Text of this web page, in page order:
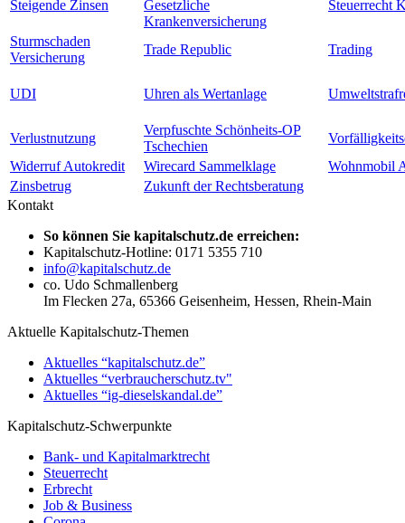
Steigende Zinsen
Gesetzliche
Krankenversicherung
Steuerrecht
Sturmschaden
Versicherung
Trade Republic Trading
UDI Uhren als Wertanlage
Verlustnutzung
Verpfuschte Schönheits-OP
Tschechien
Widerruf Autokredit
Wirecard Sammelklage
Wohnmobil
Zinsbetrug
Zukunft der Rechtsberatung
Kontakt
So können Sie kapitalschutz.de erreichen:
Kapitalschutz-Hotline: 0171 5355 710
info@kapitalschutz.de
co. Udo Schmallenberg
Im Flecken 27a, 65366 Geisenheim, Hessen, Rhein-Main
Aktuelle Kapitalschutz-Themen
Aktuelles “kapitalschutz.de”
Aktuelles “verbraucherschutz.tv"
Aktuelles “ig-dieselskandal.de”
Kapitalschutz-Schwerpunkte
Bank- und Kapitalmarktrecht
Steuerrecht
Erbrecht
Job & Business